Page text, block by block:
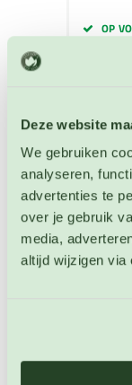
Deze website
We gebruiken
analyseren,
advertenties te
over je gebruik
media,
altijd wijzigen via
OP